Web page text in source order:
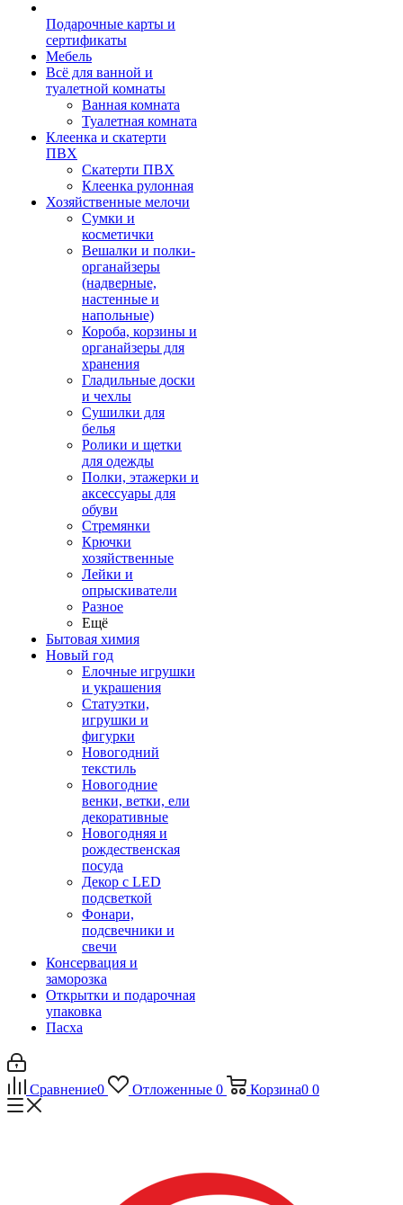
Подарочные карты и
сертификаты
Мебель
Всё для ванной и
туалетной комнаты
Ванная комната
Туалетная комната
Клеенка и скатерти
ПВХ
Скатерти ПВХ
Клеенка рулонная
Хозяйственные мелочи
Сумки и
косметички
Вешалки и полки-
органайзеры
(надверные,
настенные и
напольные)
Короба, корзины и
органайзеры для
хранения
Гладильные доски
и чехлы
Сушилки для
белья
Ролики и щетки
для одежды
Полки, этажерки и
аксессуары для
обуви
Стремянки
Крючки
хозяйственные
Лейки и
опрыскиватели
Разное
Ещё
Бытовая химия
Новый год
Елочные игрушки
и украшения
Статуэтки,
игрушки и
фигурки
Новогодний
текстиль
Новогодние
венки, ветки, ели
декоративные
Новогодняя и
рождественская
посуда
Декор с LED
подсветкой
Фонари,
подсвечники и
свечи
Консервация и
заморозка
Открытки и подарочная
упаковка
Пасха
Сравнение0 Отложенные 0 Корзина0 0